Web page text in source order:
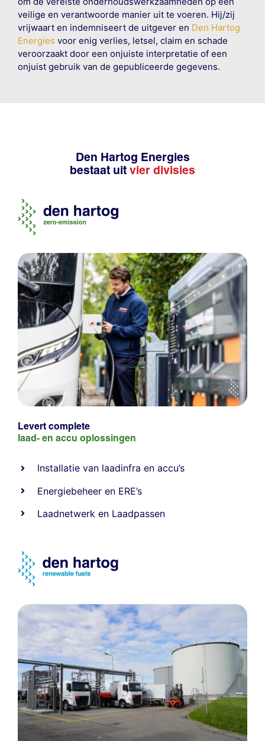
veilige en verantwoorde manier uit te voeren. Hij/zij
vrijwaart en indemniseert de uitgever en Den Hartog
Energies voor enig verlies, letsel, claim en schade
veroorzaakt door een onjuiste interpretatie of een
onjuist gebruik van de gepubliceerde gegevens.
Den Hartog Energies
bestaat uit vier divisies
Levert complete
laad- en accu oplossingen
Installatie van laadinfra en accu’s
Energiebeheer en ERE’s
Laadnetwerk en Laadpassen